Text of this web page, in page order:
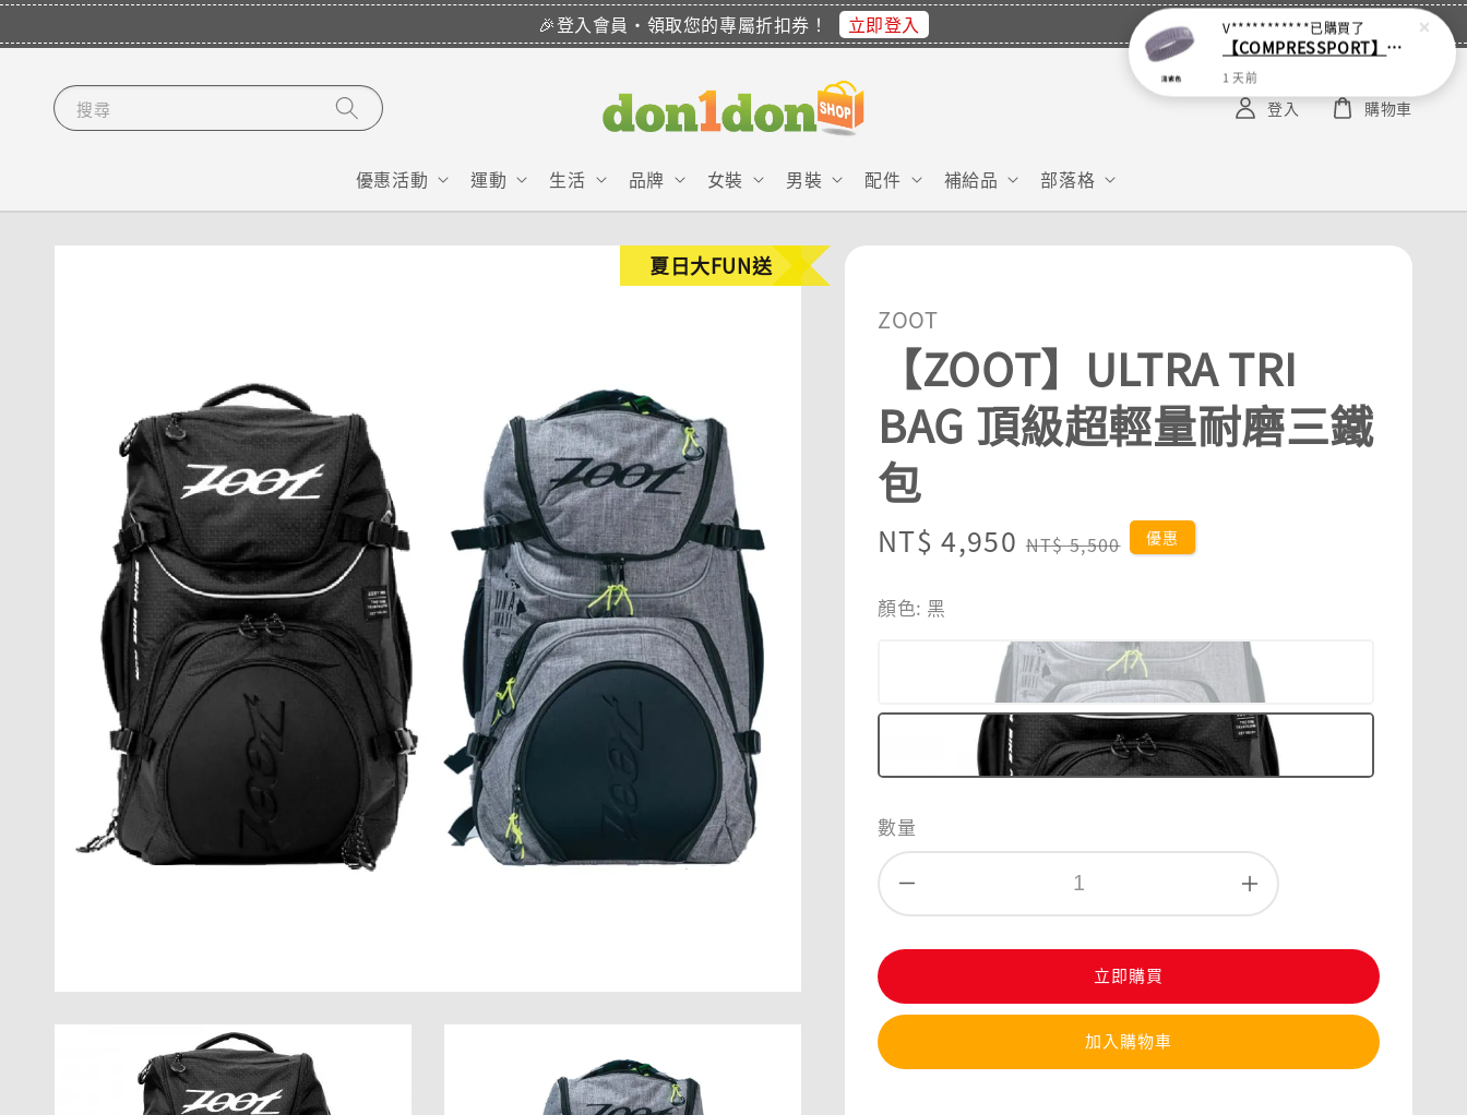
🎉登入會員・領取您的專屬折扣券！ 立即登入
搜尋
優惠活動 運動 生活 品牌 女裝 男裝 配件 補給品 部落格
登入 購物車
夏日大FUN送
ZOOT
【ZOOT】ULTRA TRI
BAG 頂級超輕量耐磨三鐵
包
Sale
NT$ 4,950 Regular
NT$ 5,500 優惠
顏色: 黑
數量
立即購買
加入購物車
V***********已購買了
【COMPRESSPORT】窄版止汗呼吸頭帶2.0_【零碼】
1 天前